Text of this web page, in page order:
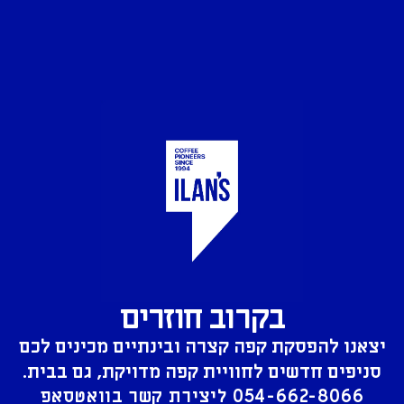
בקרוב חוזרים
יצאנו להפסקת קפה קצרה ובינתיים מכינים לכם
סניפים חדשים לחוויית קפה מדויקת, גם בבית.
054-662-8066